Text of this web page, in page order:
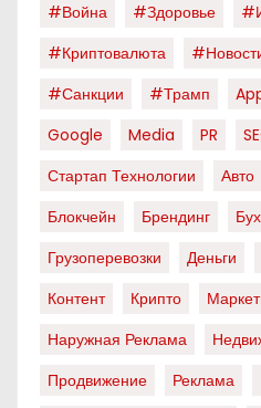
#война
#здоровье
#криптовалюта
#санкции
#трамп
Google
Media PR
Стартап Технологии
Авто
Блокчейн
Брендинг
Грузоперевозки
Деньги
Контент
Крипто
Наружная Реклама
Продвижение
Реклама